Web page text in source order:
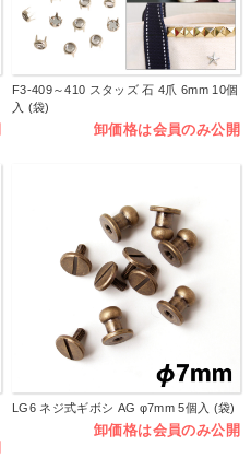
F3-409～410 スタッズ 石 4爪 6mm 10個
入 (袋)
卸価格は会員のみ公開
LG6 ネジ式ギボシ AG φ7mm 5個入 (袋)
卸価格は会員のみ公開